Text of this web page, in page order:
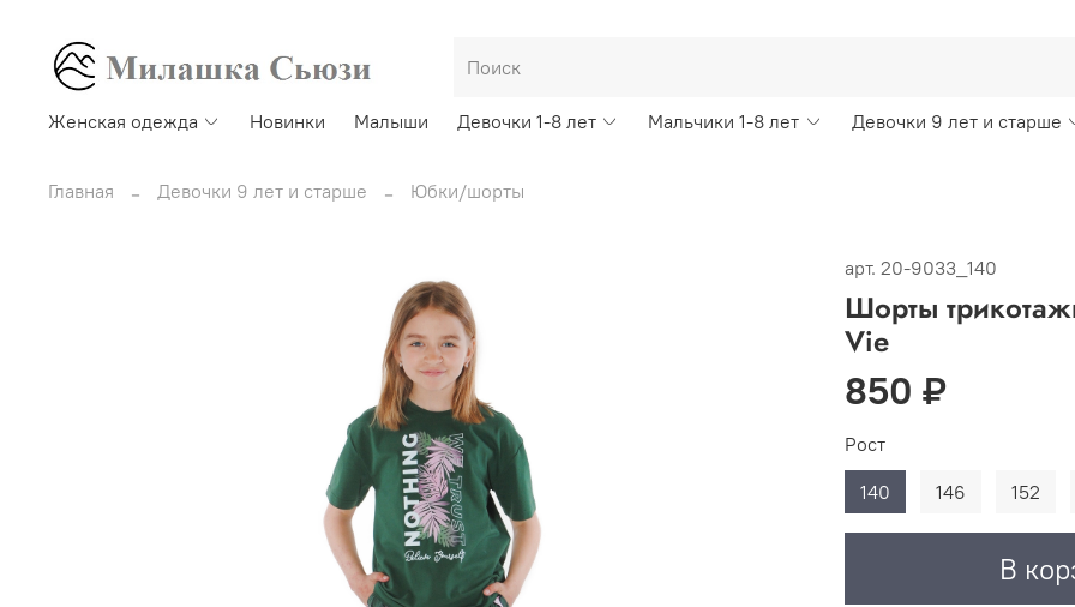
Женская одежда Новинки Малыши Девочки 1-8 лет Мальчики 1-8 лет Девочки 9 лет и старше
Главная Девочки 9 лет и старше Юбки/шорты
арт. 20-9033_140
Шорты
Vie
850 ₽
В
Рост
140
146 152